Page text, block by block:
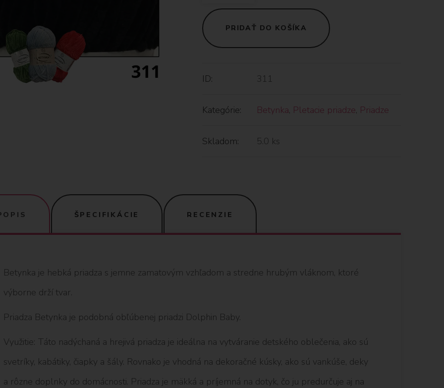
PRIDAŤ DO KOŠÍKA
ID: 311
Kategórie: Betynka, Pletacie priadze, Priadze
Skladom: 5.0 ks
ŠPECIFIKÁCIE RECENZIE
Betynka je hebká priadza s jemne zamatovým vzhľadom a stredne hrubým vláknom, ktoré
výborne drží tvar.
Priadza Betynka je podobná obľúbenej priadzi Dolphin Baby.
Využitie: Táto nadýchaná a hrejivá priadza je ideálna na vytváranie detského oblečenia, ako sú
svetríky, kabátiky, čiapky a šály. Rovnako je vhodná na dekoračné kúsky, ako sú vankúše, deky
a rôzne doplnky do domácnosti. Priadza je mäkká a príjemná na dotyk, čo ju predurčuje aj na